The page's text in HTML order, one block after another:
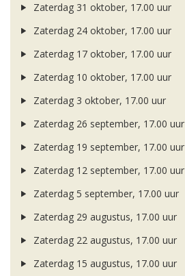
Zaterdag 31 oktober, 17.00 uur
Zaterdag 24 oktober, 17.00 uur
Zaterdag 17 oktober, 17.00 uur
Zaterdag 10 oktober, 17.00 uur
Zaterdag 3 oktober, 17.00 uur
Zaterdag 26 september, 17.00 uur
Zaterdag 19 september, 17.00 uur
Zaterdag 12 september, 17.00 uur
Zaterdag 5 september, 17.00 uur
Zaterdag 29 augustus, 17.00 uur
Zaterdag 22 augustus, 17.00 uur
Zaterdag 15 augustus, 17.00 uur